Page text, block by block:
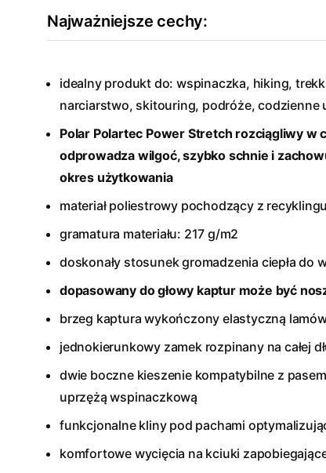
Najważniejsze cechy:
idealny produkt do: wspinaczka, hiking,
narciarstwo, skitouring, podróże, codzienne
Polar Polartec Power Stretch rozciągliwy w
odprowadza wilgoć, szybko schnie i
okres użytkowania
materiał poliestrowy pochodzący z recyklingu
gramatura materiału: 217 g/m2
doskonały stosunek gromadzenia ciepła do
dopasowany do głowy kaptur może być
brzeg kaptura wykończony elastyczną
jednokierunkowy zamek rozpinany na całej
dwie boczne kieszenie kompatybilne z
uprzężą wspinaczkową
funkcjonalne kliny pod pachami
komfortowe wycięcia na kciuki